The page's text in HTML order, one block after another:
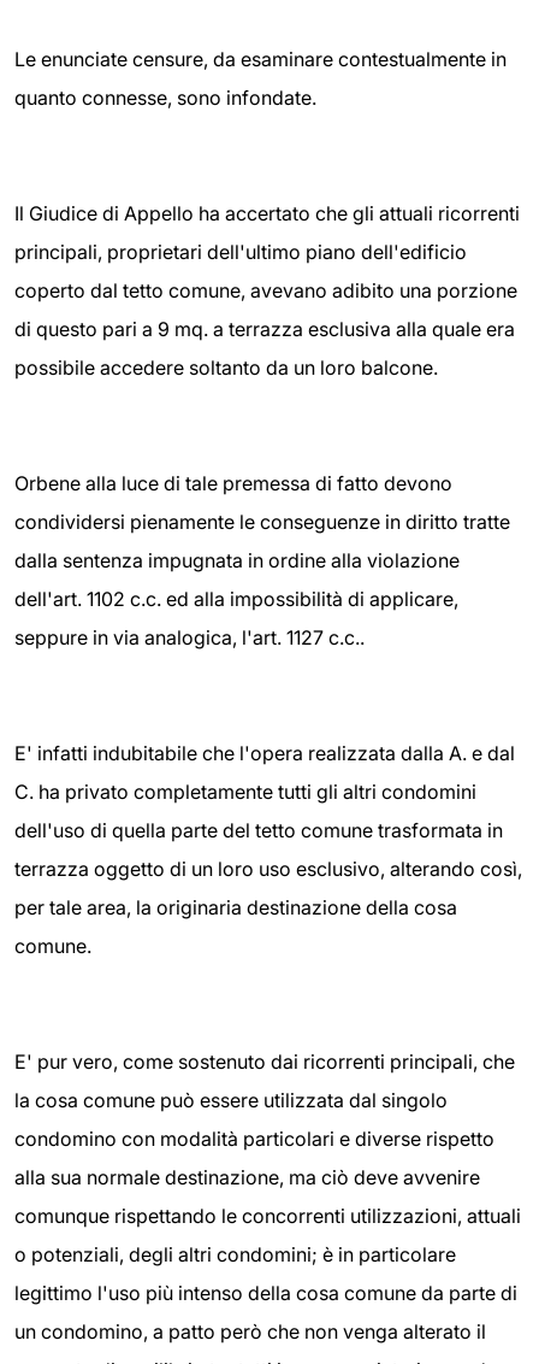
Le enunciate censure, da esaminare contestualmente in
quanto connesse, sono infondate.
Il Giudice di Appello ha accertato che gli attuali ricorrenti
principali, proprietari dell'ultimo piano dell'edificio
coperto dal tetto comune, avevano adibito una porzione
di questo pari a 9 mq. a terrazza esclusiva alla quale era
possibile accedere soltanto da un loro balcone.
Orbene alla luce di tale premessa di fatto devono
condividersi pienamente le conseguenze in diritto tratte
dalla sentenza impugnata in ordine alla violazione
dell'art. 1102 c.c. ed alla impossibilità di applicare,
seppure in via analogica, l'art. 1127 c.c..
E' infatti indubitabile che l'opera realizzata dalla A. e dal
C. ha privato completamente tutti gli altri condomini
dell'uso di quella parte del tetto comune trasformata in
terrazza oggetto di un loro uso esclusivo, alterando così,
per tale area, la originaria destinazione della cosa
comune.
E' pur vero, come sostenuto dai ricorrenti principali, che
la cosa comune può essere utilizzata dal singolo
condomino con modalità particolari e diverse rispetto
alla sua normale destinazione, ma ciò deve avvenire
comunque rispettando le concorrenti utilizzazioni, attuali
o potenziali, degli altri condomini; è in particolare
legittimo l'uso più intenso della cosa comune da parte di
un condomino, a patto però che non venga alterato il